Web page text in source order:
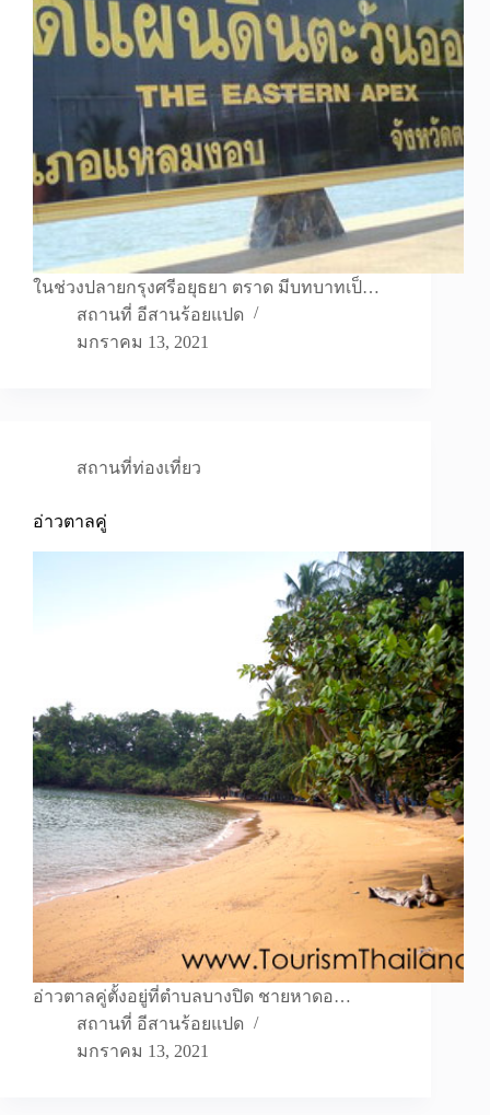
ในช่วงปลายกรุงศรีอยุธยา ตราด มีบทบาทเป็…
สถานที่ อีสานร้อยแปด
มกราคม 13, 2021
สถานที่ท่องเที่ยว
อ่าวตาลคู่
อ่าวตาลคู่ตั้งอยู่ที่ตำบลบางปิด ชายหาดอ…
สถานที่ อีสานร้อยแปด
มกราคม 13, 2021